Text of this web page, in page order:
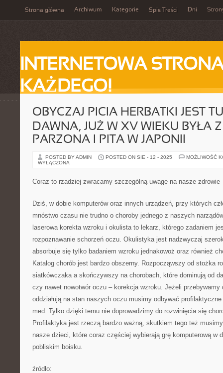
Strona główna Archiwum Kategorie Spis Treści Dni
INTERNETOWA
KAŻDEGO!
OBYCZAJ PICIA HERBATKI JEST
DAWNA, JUŻ W XV WIEKU BYŁA
PARZONA I PITA W JAPONII
POSTED BY ADMIN POSTED ON SIE - 12 - 2025
MOŻLIWOŚĆ
WYŁĄCZONA
Coraz to rzadziej zwracamy szczególną uwagę na nasze zdrowie
Dziś, w dobie komputerów oraz innych urządzeń, przy których
mnóstwo czasu nie trudno o choroby jednego z naszych
laserowa korekta wzroku i okulista to lekarz, którego zadaniem
rozpoznawanie schorzeń oczu. Okulistyka jest nadzwyczaj
absorbuje się tylko badaniem wzroku jednakowoż oraz również
Katalog chorób jest bardzo obszerny. Rozpocząwszy od stożka
siatkówczaka a skończywszy na chorobach, które dominują od
czy nawet nowotwór oczu – korekcja wzroku. Jeżeli przebywamy
oddziałują na stan naszych oczu musimy odbywać
med. Tylko dzięki temu nie doprowadzimy do rozwinięcia się
Profilaktyka jest rzeczą bardzo ważną, skutkiem tego też
nasze dzieci, które coraz częściej wybierają grę komputerową w
pobliskim boisku.
źródło: